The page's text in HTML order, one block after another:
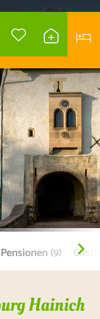
Pensionen (9)
Hainich